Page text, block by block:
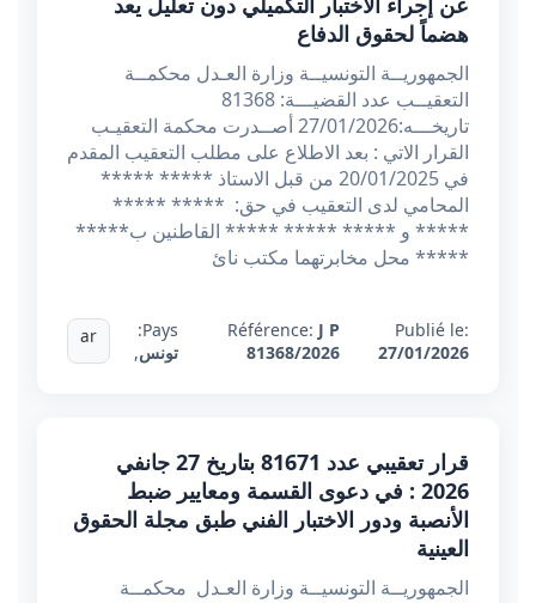
هضماً لحقوق الدفاع
الجمهوريــة التونسيــة وزارة العـدل محكمــة
التعقيــب عدد القضيـــة: 81368
تاريخـــه:27/01/2026 أصــدرت محكمة التعقيـب
القرار الاتي : بعد الاطلاع على مطلب التعقيب المقدم
في 20/01/2025 من قبل الاستاذ ***** *****
المحامي لدى التعقيب في حق: ***** *****
***** و ***** ***** ***** القاطنين ب*****
***** محل مخابرتهما مكتب نائ
Publié le:
27/01/2026
Référence: J P
81368/2026
Pays:
تونس,
ar
قرار تعقيبي عدد 81671 بتاريخ 27 جانفي
2026 : في دعوى القسمة ومعايير ضبط
الأنصبة ودور الاختبار الفني طبق مجلة الحقوق
العينية
الجمهوريــة التونسيــة وزارة العـدل محكمــة